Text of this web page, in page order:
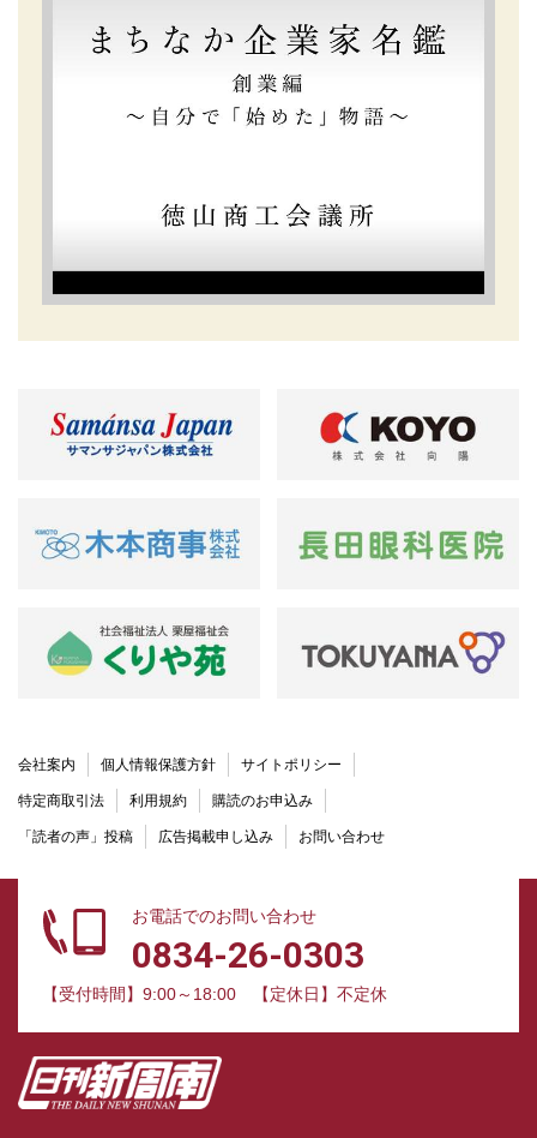
会社案内 個人情報保護方針 サイトポリシー
特定商取引法 利用規約 購読のお申込み
「読者の声」投稿 広告掲載申し込み お問い合わせ
お電話でのお問い合わせ
0834-26-0303
【受付時間】9:00～18:00 【定休日】不定休